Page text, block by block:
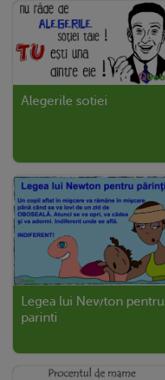
Alegerile sotiei
Legea lui Newton pentru
parinti